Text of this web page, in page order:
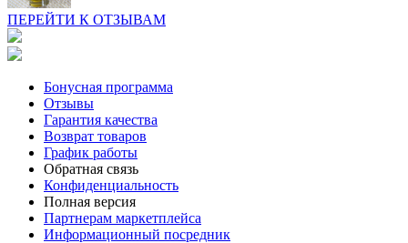
ПЕРЕЙТИ К ОТЗЫВАМ
Бонусная программа
Отзывы
Гарантия качества
Возврат товаров
График работы
Обратная связь
Конфиденциальность
Полная версия
Партнерам маркетплейса
Информационный посредник